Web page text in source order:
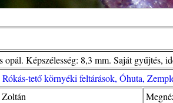
opál. Képszélesség: 8,3 mm. Saját gyűjtés,
Rókás-tető környéki feltárások, Óhuta,